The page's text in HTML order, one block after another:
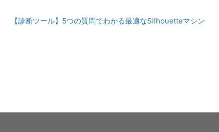
【診断ツール】5つの質問でわかる最適なSilhouetteマシン